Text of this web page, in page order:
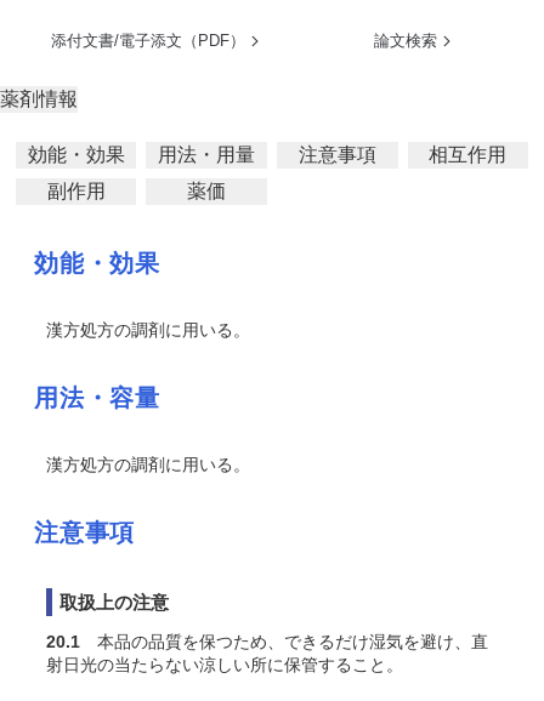
添付文書/電子添文（PDF） 論文検索
薬剤情報
効能・効果 用法・用量 注意事項
相互作用
副作用
薬価
効能・効果
漢方処方の調剤に用いる。
用法・容量
漢方処方の調剤に用いる。
注意事項
取扱上の注意
20.1 本品の品質を保つため、できるだけ湿気を避け、直
射日光の当たらない涼しい所に保管すること。